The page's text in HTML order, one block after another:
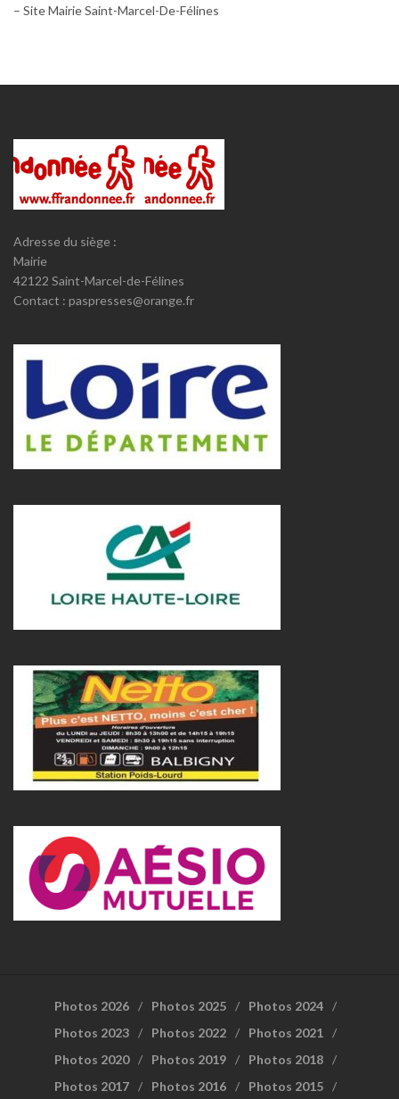
– Site Mairie Saint-Marcel-De-Félines
Adresse du siège :
Mairie
42122 Saint-Marcel-de-Félines
Contact : paspresses@orange.fr
Photos 2026 Photos 2025
Photos 2024
Photos 2023
Photos 2022
Photos 2021
Photos 2020
Photos 2019
Photos 2018
Photos 2017
Photos 2016 Photos 2015